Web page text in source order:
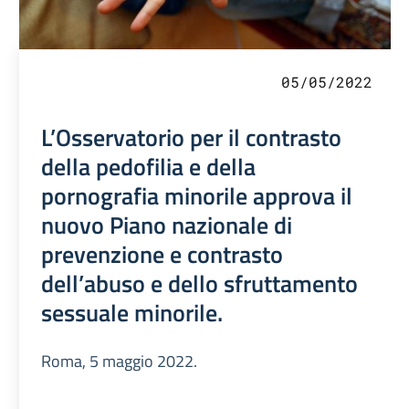
05/05/2022
L’Osservatorio per il contrasto
della pedofilia e della
pornografia minorile approva il
nuovo Piano nazionale di
prevenzione e contrasto
dell’abuso e dello sfruttamento
sessuale minorile.
Roma, 5 maggio 2022.